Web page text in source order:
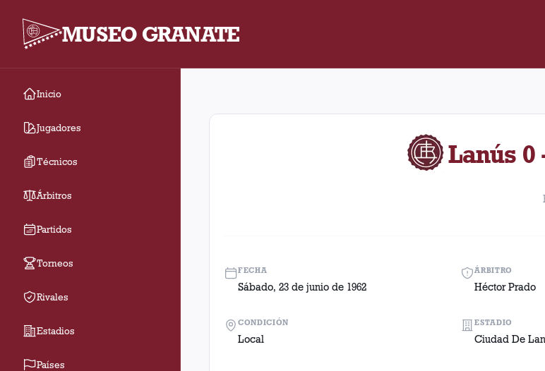
MUSEO GRANATE
Inicio
Jugadores
Técnicos
Árbitros
Partidos
Torneos
Rivales
Estadios
Países
Fecha 13. Partido entre Lanús y Dock Sud disputado el Sábado,
Lanús 0
FECHA
Sábado, 23 de junio de 1962
ÁRBITRO
Héctor Prado
CONDICIÓN
Local
ESTADIO
Ciudad De